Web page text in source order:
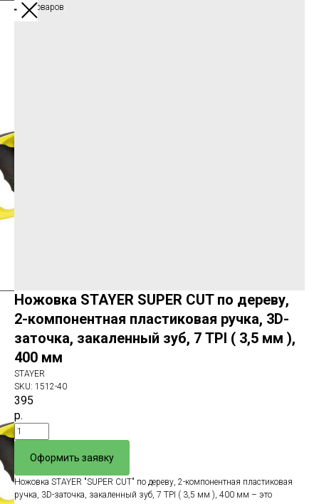
Каталог товаров
Ножовка STAYER SUPER CUT по дереву,
2-компонентная пластиковая ручка, 3D-
заточка, закаленный зуб, 7 TPI ( 3,5 мм ),
400 мм
STAYER
SKU: 1512-40
395
р.
Оформить заявку
Ножовка STAYER "SUPER CUT" по дереву, 2-компонентная пластиковая
ручка, 3D-заточка, закаленный зуб, 7 TPI ( 3,5 мм ), 400 мм – это